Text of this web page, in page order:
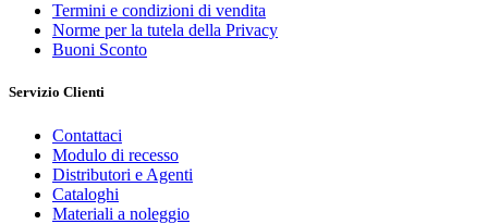
Termini e condizioni di vendita
Norme per la tutela della Privacy
Buoni Sconto
Servizio Clienti
Contattaci
Modulo di recesso
Distributori e Agenti
Cataloghi
Materiali a noleggio